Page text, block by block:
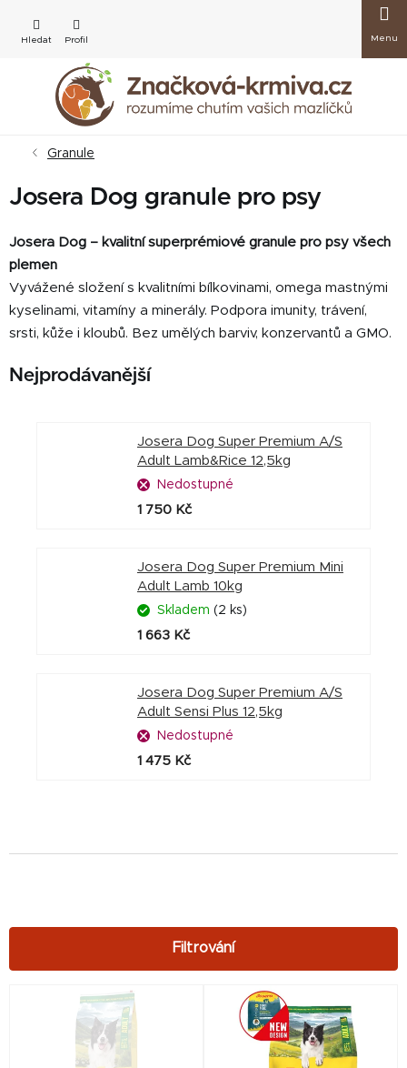
obsah
košík
Granule
Josera Dog granule pro psy
Josera Dog – kvalitní superprémiové granule pro psy všech
plemen
Vyvážené složení s kvalitními bílkovinami, omega mastnými
kyselinami, vitamíny a minerály. Podpora imunity, trávení,
srsti, kůže i kloubů. Bez umělých barviv, konzervantů a GMO.
Nejprodávanější
Josera Dog Super Premium A/S
Adult Lamb&Rice 12,5kg
Nedostupné
1 750 Kč
Josera Dog Super Premium Mini
Adult Lamb 10kg
Skladem (2 ks)
1 663 Kč
Josera Dog Super Premium A/S
Adult Sensi Plus 12,5kg
Nedostupné
1 475 Kč